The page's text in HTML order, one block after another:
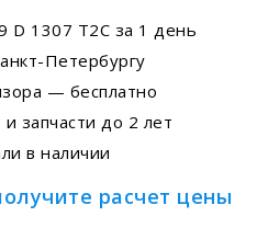
D 1307 T2C за 1 день
Петербургу
— бесплатно
запчасти до 2 лет
в наличии
расчет цены